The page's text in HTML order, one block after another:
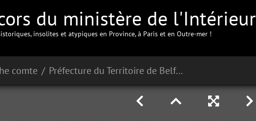
du ministère de l'Intérieur
insolites et atypiques en Province, à Paris et en Outre-mer !
comte Préfecture du Territoire de Belfort à Belfort